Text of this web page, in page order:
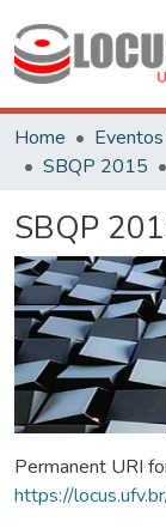
Home
SBQP 2015
SBQP
Permanent URI
https://